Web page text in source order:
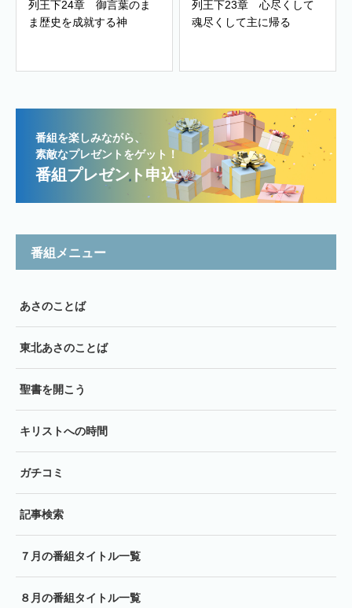
列王下24章 御言葉のま
ま歴史を成就する神
列王下23章 心尽くして
魂尽くして主に帰る
番組を楽しみながら、
素敵なプレゼントをゲット！
番組プレゼント申込
番組メニュー
あさのことば
東北あさのことば
聖書を開こう
キリストへの時間
ガチコミ
記事検索
７月の番組タイトル一覧
８月の番組タイトル一覧